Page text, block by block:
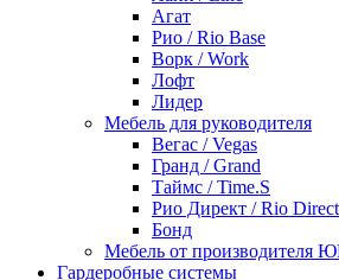
Агат
Рио / Rio Base
Ворк / Work
Лофт
Лидер
Мебель для руководителя
Вегас / Vegas
Гранд / Grand
Таймс / Time.S
Рио Директ / Rio Direct
Бонд
Мебель от
Гардеробные системы